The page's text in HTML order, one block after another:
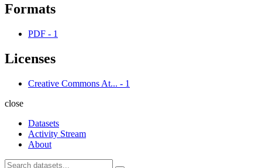
Formats
PDF - 1
Licenses
Creative Commons At... - 1
close
Datasets
Activity Stream
About